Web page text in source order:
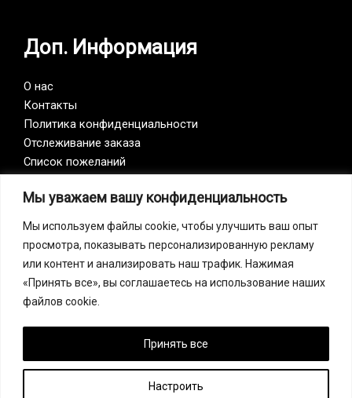
Мы уважаем вашу конфиденциальность
Мы используем файлы cookie, чтобы улучшить ваш опыт
просмотра, показывать персонализированную рекламу
или контент и анализировать наш трафик. Нажимая
«Принять все», вы соглашаетесь на использование наших
файлов cookie.
Настроить
Принять все
Доп. Информация
О нас
Контакты
Политика конфиденциальности
Отслеживание заказа
Список пожеланий
Vision Zero
Наша компания является участником инициативы
Vision Zero. Vision Zero — это качественно новый
подход к организации профилактики, объединяющий
три направления – безопасность, гигиену труда и
благополучие работников на всех уровнях